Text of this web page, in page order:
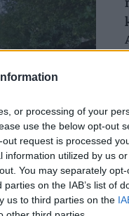
or processing of your
use the below opt-out
request is processed
utilized by us
You may separately
on the IAB’s list of
us to third parties on the
a Balatonnál:
a